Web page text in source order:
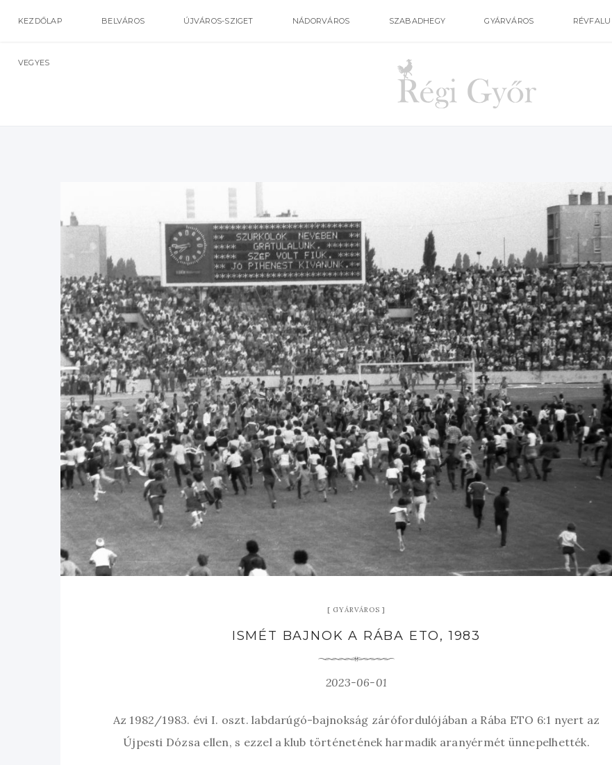
KEZDŐLAP BELVÁROS ÚJVÁROS-SZIGET NÁDORVÁROS SZABADHEGY GYÁRVÁROS RÉVFALU
VEGYES
GYÁRVÁROS
ISMÉT BAJNOK A RÁBA ETO, 1983
2023-06-01
Az 1982/1983. évi I. oszt. labdarúgó-bajnokság zárófordulójában a Rába ETO 6:1 nyert az
Újpesti Dózsa ellen, s ezzel a klub történetének harmadik aranyérmét ünnepelhették.